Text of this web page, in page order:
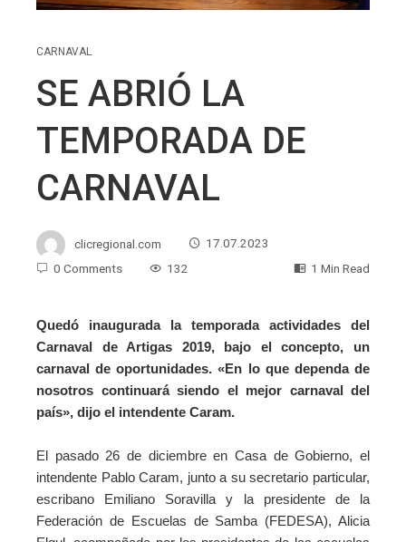
CARNAVAL
SE ABRIÓ LA
TEMPORADA DE
CARNAVAL
clicregional.com
17.07.2023
0 Comments
132 1 Min Read
Quedó inaugurada la temporada actividades del
Carnaval de Artigas 2019, bajo el concepto, un
carnaval de oportunidades. «En lo que dependa de
nosotros continuará siendo el mejor carnaval del
país», dijo el intendente Caram.
El pasado 26 de diciembre en Casa de Gobierno, el
intendente Pablo Caram, junto a su secretario particular,
escribano Emiliano Soravilla y la presidente de la
Federación de Escuelas de Samba (FEDESA), Alicia